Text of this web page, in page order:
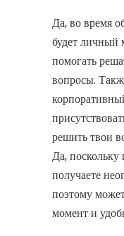
Да, во время
будет личный
помогать
вопросы.
решить твои
Да,
получаете
поэтому
момент и